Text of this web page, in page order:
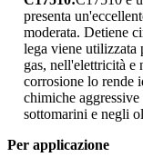
presenta
moderata. Detiene
lega viene utilizzata
gas, nell'elettricità e
corrosione lo rende
chimiche
sottomarini e negli
Per applicazione